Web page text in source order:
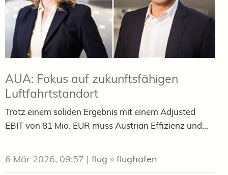
AUA: Fokus auf zukunftsfähigen
Luftfahrtstandort
Trotz einem soliden Ergebnis mit einem Adjusted
EBIT von 81 Mio. EUR muss Austrian Effizienz und...
6 Mär 2026, 09:57 | flug » flughafen